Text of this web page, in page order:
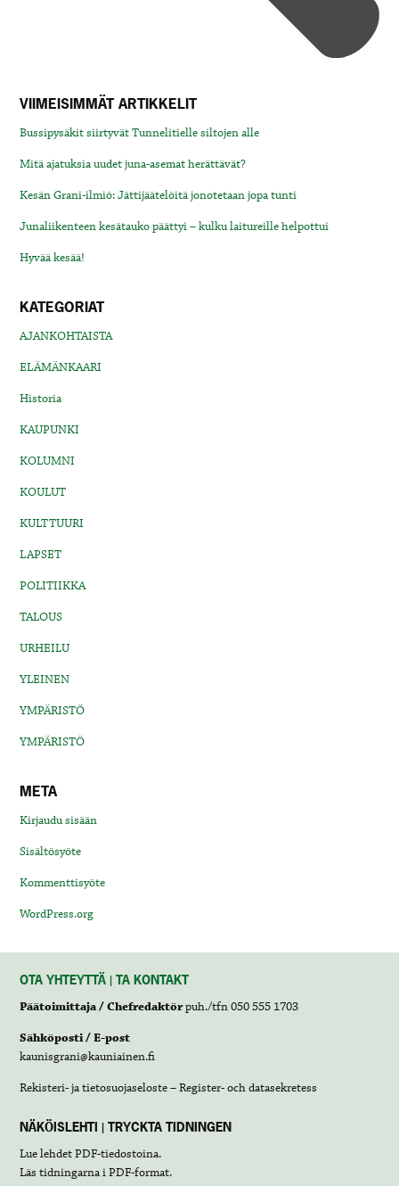
VIIMEISIMMÄT ARTIKKELIT
Bussipysäkit siirtyvät Tunnelitielle siltojen alle
Mitä ajatuksia uudet juna-asemat herättävät?
Kesän Grani-ilmiö: Jättijäätelöitä jonotetaan jopa tunti
Junaliikenteen kesätauko päättyi – kulku laitureille helpottui
Hyvää kesää!
KATEGORIAT
AJANKOHTAISTA
ELÄMÄNKAARI
Historia
KAUPUNKI
KOLUMNI
KOULUT
KULTTUURI
LAPSET
POLITIIKKA
TALOUS
URHEILU
YLEINEN
YMPÄRISTÖ
YMPÄRISTÖ
META
Kirjaudu sisään
Sisältösyöte
Kommenttisyöte
WordPress.org
OTA YHTEYTTÄ | TA KONTAKT
Päätoimittaja / Chefredaktörpuh./tfn 050 555 1703
Sähköposti / E-post
kaunisgrani@kauniainen.fi
Rekisteri- ja tietosuojaseloste – Register- och datasekretess
NÄKÖISLEHTI | TRYCKTA TIDNINGEN
Lue lehdetPDF-tiedostoina.
Läs tidningarna iPDF-format.